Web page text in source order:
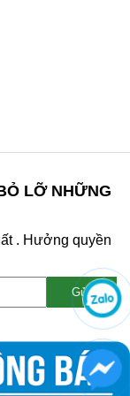
LỠ NHỮNG
. Hưởng quyền